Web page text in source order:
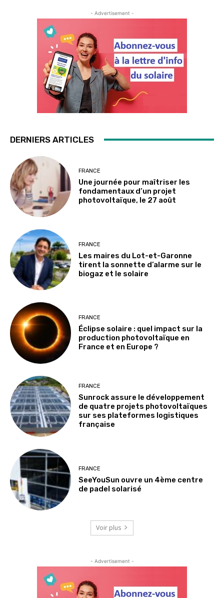
- Advertisement -
DERNIERS ARTICLES
FRANCE
Une journée pour maîtriser les
fondamentaux d’un projet
photovoltaïque, le 27 août
FRANCE
Les maires du Lot-et-Garonne
tirent la sonnette d’alarme sur le
biogaz et le solaire
FRANCE
Éclipse solaire : quel impact sur la
production photovoltaïque en
France et en Europe ?
FRANCE
Sunrock assure le développement
de quatre projets photovoltaïques
sur ses plateformes logistiques
française
FRANCE
SeeYouSun ouvre un 4ème centre
de padel solarisé
Voir plus
- Advertisement -